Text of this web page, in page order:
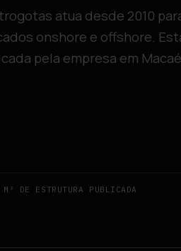
atua desde 2010
onshore e offshore.
pela empresa em
DE ESTRUTURA PUBLICADA